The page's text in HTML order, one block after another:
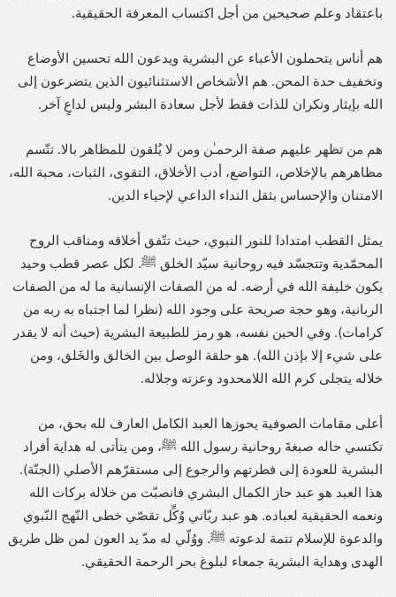
باعتقاد وعلم صحيحين من أجل اكتساب المعرفة الحقيقية.
هم أناس يتحملون الأعباء عن البشرية ويدعون الله تحسين الأوضاع
وتخفيف حدة المحن. هم الأشخاص الاستثنائيون الذين يتضرعون إلى
الله بإيثار ونكران للذات فقط لأجل سعادة البشر وليس لداعٍ آخر.
هم من تظهر عليهم صفة الرحمـٰن ومن لا يُلقون للمظاهر بالا. تتّسم
مظاهرهم بالإخلاص، التواضع، أدب الأخلاق، التقوى، الثبات، محبة الله،
الامتنان والإحساس بثقل النداء الداعي لإحياء الدين.
يمثل القطب امتدادا للنور النبوي، حيث تتّفق أخلاقه ومناقب الروح
المحمّدية وتتجسّد فيه روحانية سيّد الخلق ﷺ. لكل عصر قطب وحيد
يكون خليفة الله في أرضه. له من الصفات الإنسانية ما له من الصفات
الربانية، وهو حجة صريحة على وجود الله (نظرا لما اجتباه به ربه من
كرامات). وفي الحين نفسه، هو رمز للطبيعة البشرية (حيث أنه لا يقدر
على شيء إلا بإذن الله). هو حلقة الوصل بين الخالق والخَلق، ومن
خلاله يتجلى كرم الله اللامحدود وعزته وجلاله.
أعلى مقامات الصوفية يحوزها العبد الكامل العارف لله بحق، من
تكتسي حاله صبغةَ روحانية رسول الله ﷺ، ومن يتأتى له هداية أفراد
البشرية للعودة إلى فطرتهم والرجوع إلى مستقرّهم الأصلي (الجنّة).
هذا العبد هو عبد حاز الكمال البشري فانصبّت من خلاله بركات الله
ونعمه الحقيقية لعباده. هو عبد ربّاني وُكِّل تقصّي خطى النّهج النّبوي
والدعوة للإسلام تتمة لدعوته ﷺ. ووُلّي له مدّ يد العون لمن ظل طريق
الهدى وهداية البشرية جمعاء لبلوغ بحر الرحمة الحقيقي.